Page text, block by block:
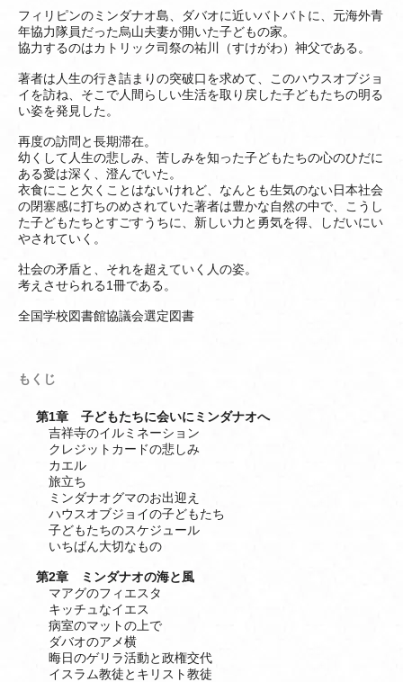
フィリピンのミンダナオ島、ダバオに近いバトバトに、元海外青
年協力隊員だった烏山夫妻が開いた子どもの家。
協力するのはカトリック司祭の祐川（すけがわ）神父である。
著者は人生の行き詰まりの突破口を求めて、このハウスオブジョ
イを訪ね、そこで人間らしい生活を取り戻した子どもたちの明る
い姿を発見した。
再度の訪問と長期滞在。
幼くして人生の悲しみ、苦しみを知った子どもたちの心のひだに
ある愛は深く、澄んでいた。
衣食にこと欠くことはないけれど、なんとも生気のない日本社会
の閉塞感に打ちのめされていた著者は豊かな自然の中で、こうし
た子どもたちとすごすうちに、新しい力と勇気を得、しだいにい
やされていく。
社会の矛盾と、それを超えていく人の姿。
考えさせられる1冊である。
全国学校図書館協議会選定図書
もくじ
第1章 子どもたちに会いにミンダナオへ
吉祥寺のイルミネーション
クレジットカードの悲しみ
カエル
旅立ち
ミンダナオグマのお出迎え
ハウスオブジョイの子どもたち
子どもたちのスケジュール
いちばん大切なもの
第2章 ミンダナオの海と風
マアグのフィエスタ
キッチュなイエス
病室のマットの上で
ダバオのアメ横
晦日のゲリラ活動と政権交代
イスラム教徒とキリスト教徒